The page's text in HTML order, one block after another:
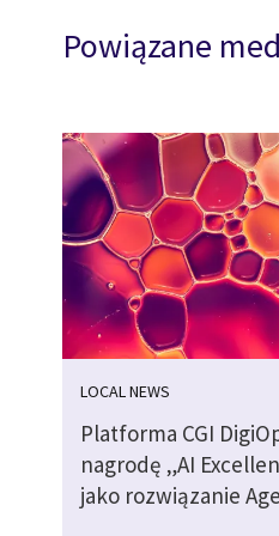
Powiązane
LOCAL NEWS
Platforma CGI
nagrodę „AI
jako rozwiązanie